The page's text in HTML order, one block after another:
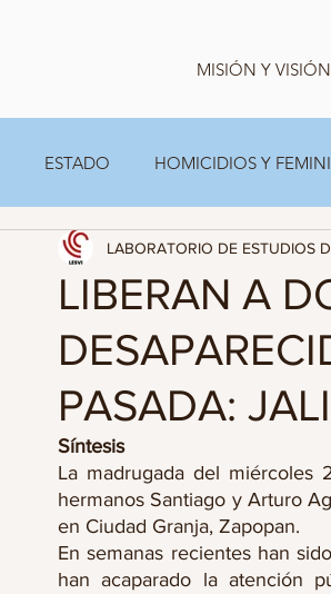
MISIÓN Y VISIÓN
ESTADO HOMICIDIOS Y
GRUPOS FAMILIARES Y A.C CARPETA
LIBERAN A
PASADA:
LABORATORIO DE ESTUDIOS
Síntesis
La madrugada del miércoles
hermanos Santiago y Arturo
en Ciudad Granja, Zapopan.
En semanas recientes han
han acaparado la atención